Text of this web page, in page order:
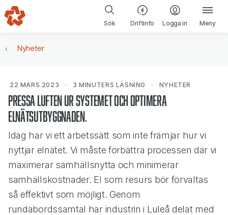
Gå till navigering
Gå till innehåll
Sök Driftinfo Logga in(öppnas i ny
Meny
Nyheter
22 MARS 2023 3 MINUTERS LÄSNING NYHETER
Pressa luften ur systemet och optimera
elnätsutbyggnaden
Idag har vi ett arbetssätt som inte främjar hur vi
nyttjar elnätet. Vi måste förbättra processen där vi
maximerar samhällsnytta och minimerar
samhällskostnader. El som resurs bör förvaltas
så effektivt som möjligt. Genom
rundabordssamtal har industrin i Luleå delat med